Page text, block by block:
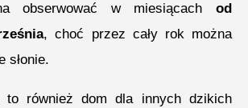
obserwować w miesiącach od
, choć przez cały rok można
słonie.
to również dom dla innych dzikich